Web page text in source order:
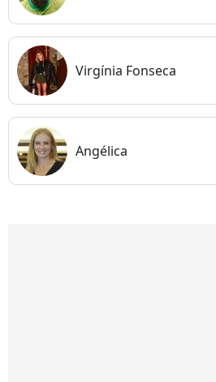
Virgínia Fonseca
Angélica